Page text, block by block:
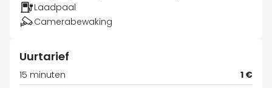
Laadpaal
Camerabewaking
Uurtarief
15 minuten
1 €